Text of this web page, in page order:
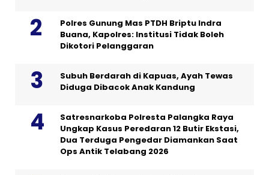
Polres Gunung Mas PTDH Briptu Indra
Buana, Kapolres: Institusi Tidak Boleh
Dikotori Pelanggaran
Subuh Berdarah di Kapuas, Ayah Tewas
Diduga Dibacok Anak Kandung
Satresnarkoba Polresta Palangka Raya
Ungkap Kasus Peredaran 12 Butir Ekstasi,
Dua Terduga Pengedar Diamankan Saat
Ops Antik Telabang 2026